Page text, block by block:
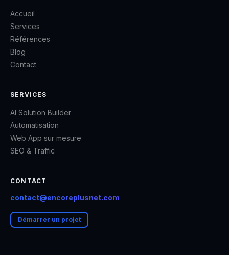
Accueil
Services
Références
Blog
Contact
SERVICES
AI Solution Builder
Automatisation
Web App sur mesure
SEO & Traffic
CONTACT
contact@encoreplusnet.com
Démarrer un projet